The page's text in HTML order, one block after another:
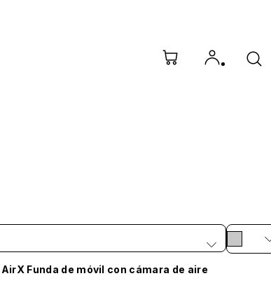
AirX Funda de móvil con cámara de aire